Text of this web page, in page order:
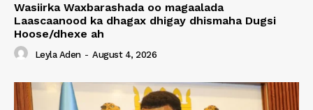
Wasiirka Waxbarashada oo magaalada
Laascaanood ka dhagax dhigay dhismaha Dugsi
Hoose/dhexe ah
Leyla Aden - August 4, 2026